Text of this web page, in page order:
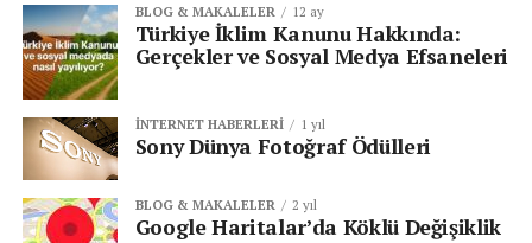
BLOG & MAKALELER 12 ay
Türkiye İklim Kanunu Hakkında:
Gerçekler ve Sosyal Medya Efsaneleri
İNTERNET HABERLERI 1 yıl
Sony Dünya Fotoğraf Ödülleri
BLOG & MAKALELER 2 yıl
Google Haritalar’da Köklü Değişiklik